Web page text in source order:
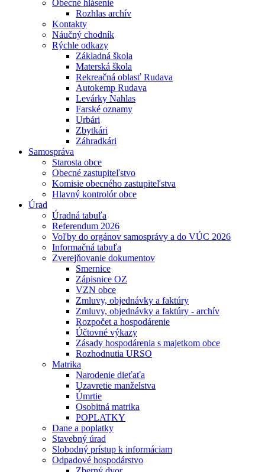
Obecné hlásenie
Rozhlas archív
Kontakty
Náučný chodník
Rýchle odkazy
Základná škola
Materská škola
Rekreačná oblasť Rudava
Autokemp Rudava
Levárky Nahlas
Farské oznamy
Urbári
Zbytkári
Záhradkári
Samospráva
Starosta obce
Obecné zastupiteľstvo
Komisie obecného zastupiteľstva
Hlavný kontrolór obce
Úrad
Úradná tabuľa
Referendum 2026
Voľby do orgánov samosprávy a do VÚC 2026
Informačná tabuľa
Zverejňovanie dokumentov
Smernice
Zápisnice OZ
VZN obce
Zmluvy, objednávky a faktúry
Zmluvy, objednávky a faktúry - archív
Rozpočet a hospodárenie
Účtovné výkazy
Zásady hospodárenia s majetkom obce
Rozhodnutia URSO
Matrika
Narodenie dieťaťa
Uzavretie manželstva
Úmrtie
Osobitná matrika
POPLATKY
Dane a poplatky
Stavebný úrad
Slobodný prístup k informáciam
Odpadové hospodárstvo